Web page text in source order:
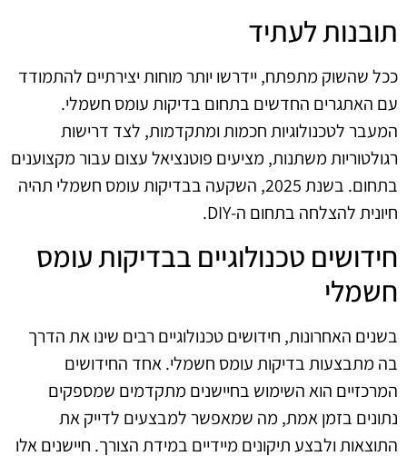
תובנות לעתיד
ככל שהשוק מתפתח, יידרשו יותר מוחות יצירתיים להתמודד
עם האתגרים החדשים בתחום בדיקות עומס חשמלי.
המעבר לטכנולוגיות חכמות ומתקדמות, לצד דרישות
רגולטוריות משתנות, מציעים פוטנציאל עצום עבור מקצוענים
בתחום. בשנת 2025, השקעה בבדיקות עומס חשמלי תהיה
חיונית להצלחה בתחום ה-DIY.
חידושים טכנולוגיים בבדיקות עומס
חשמלי
בשנים האחרונות, חידושים טכנולוגיים רבים שינו את הדרך
בה מתבצעות בדיקות עומס חשמלי. אחד החידושים
המרכזיים הוא השימוש בחיישנים מתקדמים שמספקים
נתונים בזמן אמת, מה שמאפשר למבצעים לדייק את
התוצאות ולבצע תיקונים מיידיים במידת הצורך. חיישנים אלו